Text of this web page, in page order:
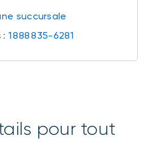
succursale
: 1 888 835-6281
pour tout